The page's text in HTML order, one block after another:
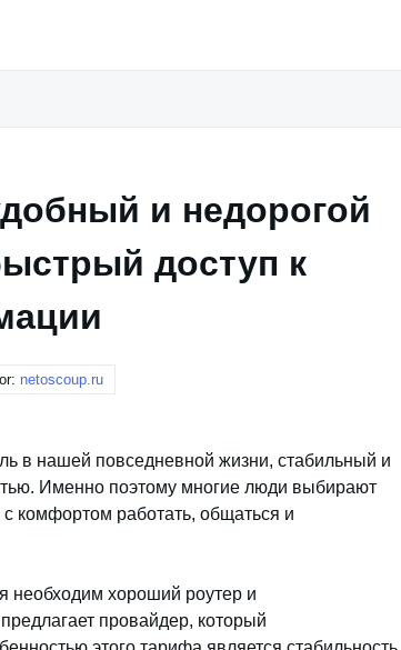
и недорогой
доступ к
netoscoup.ru
в нашей повседневной жизни, стабильный и
Именно поэтому многие люди выбирают
комфортом работать, общаться и
необходим хороший роутер и
провайдер, который